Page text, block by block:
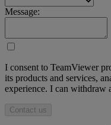
Message:
I consent to TeamViewer
its products and services,
experience. I can withdraw
Contact us